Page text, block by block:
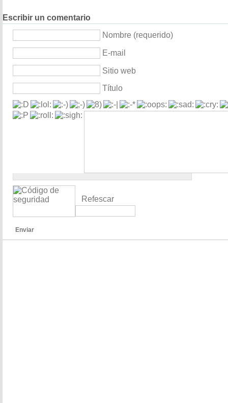
Escribir un comentario
Nombre (requerido)
E-mail
Sitio web
Título
Refescar
Enviar